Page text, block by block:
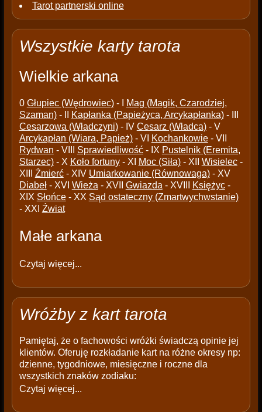
Tarot partnerski online
Wszystkie karty tarota
Wielkie arkana
0 Głupiec (Wędrowiec)- I
Mag (Magik, Czarodziej,
Szaman)- II Kapłanka (Papieżyca, Arcykapłanka)- III
Cesarzowa (Władczyni)- IV Cesarz (Władca)- V
Arcykapłan (Wiara, Papież)- VI Kochankowie- VII
Rydwan - VIII Sprawiedliwość- IX Pustelnik (Eremita,
Starzec)- X Koło fortuny- XI Moc (Siła)- XII Wisielec-
XIII Źmierć- XIV Umiarkowanie (Równowaga)- XV
Diabeł- XVI Wieża - XVII Gwiazda - XVIII Księżyc-
XIX Słońce- XX Sąd ostateczny (Zmartwychwstanie)
- XXI Źwiat
Małe arkana
Czytaj więcej...
Wróżby z kart tarota
Pamiętaj, że o fachowości wróżki świadczą opinie jej
klientów. Oferuję rozkładanie kart na różne okresy np:
dzienne, tygodniowe, miesięczne i roczne dla
wszystkich znaków zodiaku:
Czytaj więcej...